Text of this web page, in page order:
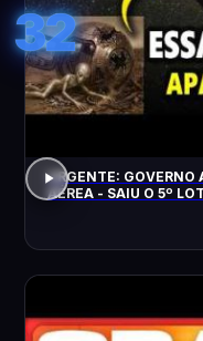
32
URGENTE: GOVERNO
AÉREA - SAIU O 5º